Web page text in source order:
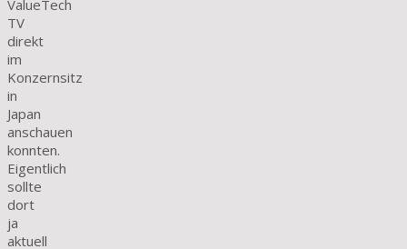
ValueTech
TV
direkt
im
Konzernsitz
in
Japan
anschauen
konnten.
Eigentlich
sollte
dort
ja
aktuell